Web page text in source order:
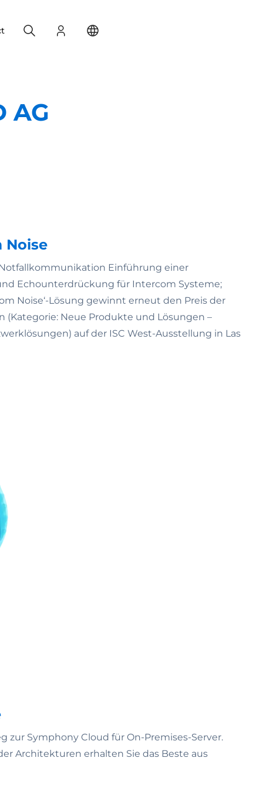
Login
Search
AG
Noise
Einführung einer
Echounterdrückung für Intercom Systeme;
Noise‘-Lösung gewinnt erneut den Preis der
(Kategorie: Neue Produkte und Lösungen –
auf der ISC West-Ausstellung in Las
zur Symphony Cloud für On-Premises-Server.
Architekturen erhalten Sie das Beste aus